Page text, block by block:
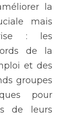
la
mais
: les
de la
et des
groupes
pour
de leurs